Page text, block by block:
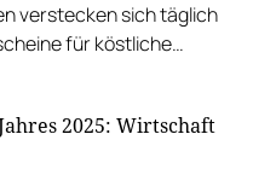
verstecken sich täglich
für köstliche
2025: Wirtschaft